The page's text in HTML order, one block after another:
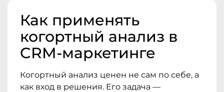
Как применять
когортный анализ в
CRM-маркетинге
Когортный анализ ценен не сам по себе, а
как вход в решения. Его задача —